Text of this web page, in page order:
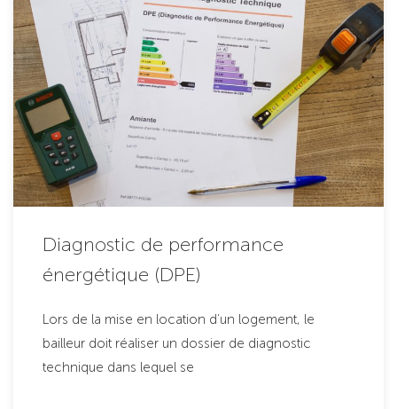
Diagnostic de performance
énergétique (DPE)
Lors de la mise en location d’un logement, le
bailleur doit réaliser un dossier de diagnostic
technique dans lequel se